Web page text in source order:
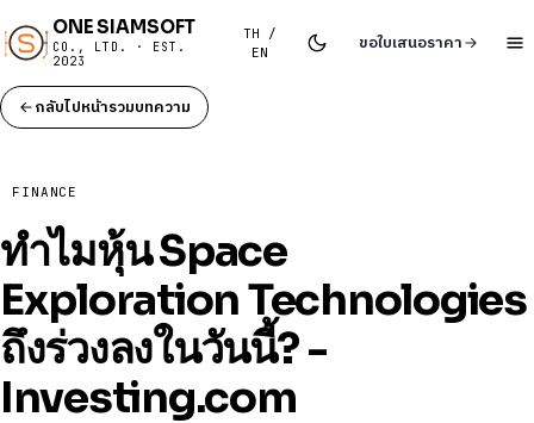
ONE SIAMSOFT
CO., LTD. · EST.
2023
TH /
EN
ขอใบเสนอราคา
กลับไปหน้ารวมบทความ
FINANCE
ทําไมหุ้น Space
Exploration Technologies
ถึงร่วงลงในวันนี้? -
Investing.com